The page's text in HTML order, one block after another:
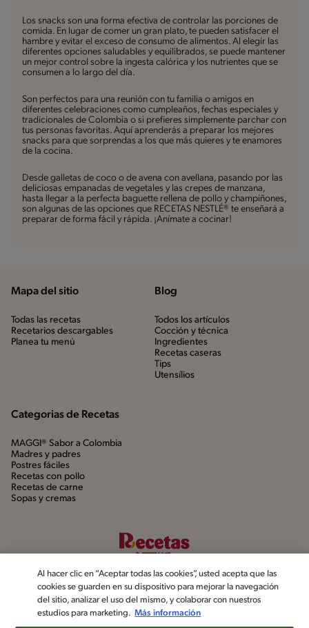
Los snacks son una forma efectiva de controlar las porciones de
comida. En lugar de comer un gran plato, te pueden satisfacer el
hambre y evitar el exceso de consumo de alimentos. Al elegir las
diferentes opciones saludables y equilibrados, se puede mantener
un mejor control sobre la ingesta calórica y los nutrientes que se
consumen a lo largo del día.
Son perfectos para una reunión con tu familia o amigos en
diferentes celebraciones como cumpleaños, fechas especiales y
tradicionales de Colombia o si prefieres simplemente parchar con
tus personas favoritas. Aquí aprenderás a preparar los mejores
snacks para que sorprendas a los que más quieres y te enamores
de la cocina.
Desde galletas de coco o de avena con avellana, pasando por las
deliciosas empanadas de vegetales y las crepes de manzana,
hasta llegar a la perfecta baguette rellena de pollo y champiñones,
son algunas de las opciones que RECETAS NESTLÉ® te enseñará a
preparar de forma fácil y rápida. ¡Anímate a cocinar!
Mapa del sitio
Todas las recetas
Recetarios descargables
Planea tu menú
Blog
Todos los artículos
Cocción y técnica
Ingredientes
Recetas caseras
Tips
Utensílios
Categorias de Recetas
MAGGI® Sabor a Colombia
Madres y padres
Postres fáciles
Recetas con pollo
Recetas de carne
Sopas y cremas
Al hacer clic en “Aceptar todas las cookies”, usted acepta que las
cookies se guarden en su dispositivo para mejorar la navegación
del sitio, analizar el uso del mismo, y colaborar con nuestros
estudios para marketing. Más información